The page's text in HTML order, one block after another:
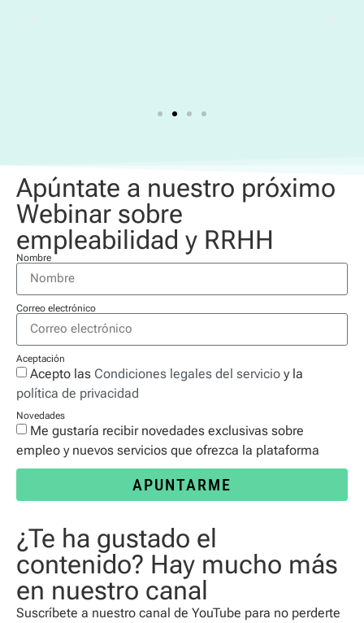
Apúntate a nuestro próximo
Webinar sobre
empleabilidad y RRHH
Nombre
Correo electrónico
Aceptación
Acepto las Condiciones legales del servicio y la
política de privacidad
Novedades
Me gustaría recibir novedades exclusivas sobre
empleo y nuevos servicios que ofrezca la plataforma
APUNTARME
¿Te ha gustado el
contenido? Hay mucho más
en nuestro canal
Suscríbete a nuestro canal de YouTube para no perderte